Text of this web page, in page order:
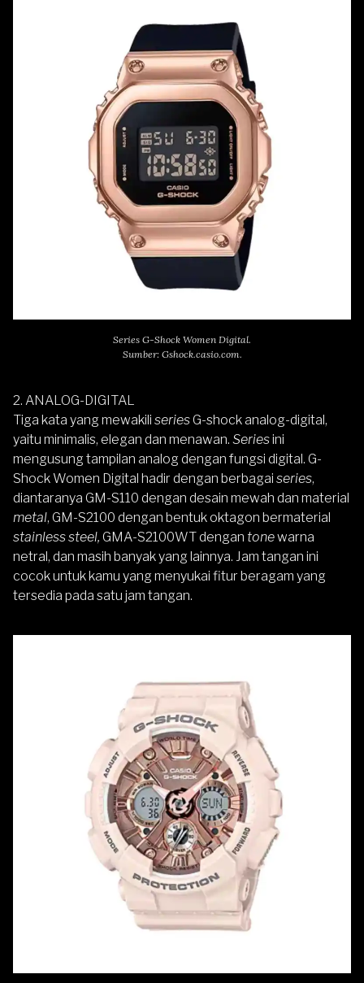
Series G-Shock Women Digital.
Sumber: Gshock.casio.com.
2. ANALOG-DIGITAL
Tiga kata yang mewakili seriesG-shock analog-digital,
yaitu minimalis, elegan dan menawan. Seriesini
mengusung tampilan analog dengan fungsi digital. G-
Shock Women Digital hadir dengan berbagai series,
diantaranya GM-S110 dengan desain mewah dan material
metal, GM-S2100 dengan bentuk oktagon bermaterial
stainless steel, GMA-S2100WT dengan tonewarna
netral, dan masih banyak yang lainnya. Jam tangan ini
cocok untuk kamu yang menyukai fitur beragam yang
tersedia pada satu jam tangan.